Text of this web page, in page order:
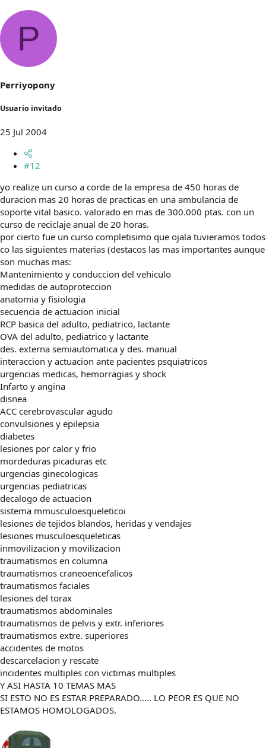
P
Perriyopony
Usuario invitado
25 Jul 2004
#12
yo realize un curso a corde de la empresa de 450 horas de
duracion mas 20 horas de practicas en una ambulancia de
soporte vital basico. valorado en mas de 300.000 ptas. con un
curso de reciclaje anual de 20 horas.
por cierto fue un curso completisimo que ojala tuvieramos todos
co las siguientes materias (destacos las mas importantes aunque
son muchas mas:
Mantenimiento y conduccion del vehiculo
medidas de autoproteccion
anatomia y fisiologia
secuencia de actuacion inicial
RCP basica del adulto, pediatrico, lactante
OVA del adulto, pediatrico y lactante
des. externa semiautomatica y des. manual
interaccion y actuacion ante pacientes psquiatricos
urgencias medicas, hemorragias y shock
Infarto y angina
disnea
ACC cerebrovascular agudo
convulsiones y epilepsia
diabetes
lesiones por calor y frio
mordeduras picaduras etc
urgencias ginecologicas
urgencias pediatricas
decalogo de actuacion
sistema mmusculoesqueleticoi
lesiones de tejidos blandos, heridas y vendajes
lesiones musculoesqueleticas
inmovilizacion y movilizacion
traumatismos en columna
traumatismos craneoencefalicos
traumatismos faciales
lesiones del torax
traumatismos abdominales
traumatismos de pelvis y extr. inferiores
traumatismos extre. superiores
accidentes de motos
descarcelacion y rescate
incidentes multiples con victimas multiples
Y ASI HASTA 10 TEMAS MAS
SI ESTO NO ES ESTAR PREPARADO..... LO PEOR ES QUE NO
ESTAMOS HOMOLOGADOS.